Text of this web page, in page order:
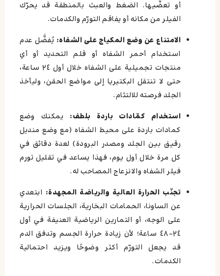
أو تعضّيها. الضغط والعبث بالمنطقة قد يحرّك
الفيلر من مكانه أو يفاقم التورّم والكدمات.
الامتناع عن وضع المكياج على الشفاه: يُفضَّل عدم
استخدام أحمر الشفاه أو قلم التحديد أو أي
منتجات تجميلية على الشفاه خلال أول ٢٤ ساعة،
حتى لا تنتقل البكتيريا إلى مواضع الحقن، وليأخذ
الجلد فرصته للالتئام.
استخدام كمّادات باردة بلطف: يمكنك وضع
كمادات باردة على محيط الشفاه (مع وضع منديل
رقيق بين الجلد ومصدر البرودة) لعدة دقائق في
كل مرة خلال أول يوم، فهذا يساعد في تقليل تورم
فيلر الشفاه والانزعاج المصاحب له.
تجنّب الحرارة العالية والرياضة المجهدة: ابتعدي
عن الساونا، الحمامات البخارية، الجلسات الحرارية
على الوجه، أو التمارين الرياضية العنيفة في أول
٢٤–٤٨ ساعة؛ لأن زيادة حرارة الجسم وتدفق الدم
قد يجعل التورّم أكثر وضوحًا ويزيد احتمالية
الكدمات.